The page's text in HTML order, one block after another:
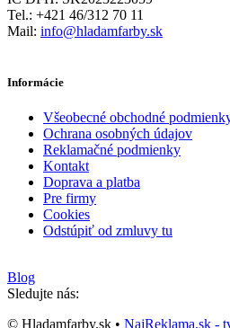
Tel.: +421 46/312 70 11
Mail: info@hladamfarby.sk
Informácie
Všeobecné obchodné
Ochrana osobných údajov
Reklamačné podmienky
Kontakt
Doprava a platba
Pre firmy
Cookies
Odstúpiť od zmluvy tu
Blog
Sledujte nás:
© Hladamfarby.sk • NajReklama.sk -